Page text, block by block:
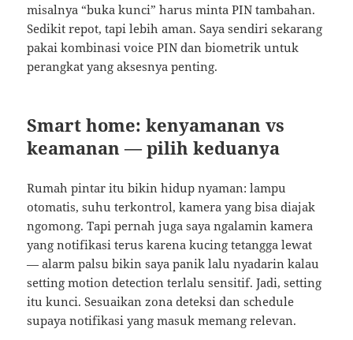
misalnya “buka kunci” harus minta PIN tambahan.
Sedikit repot, tapi lebih aman. Saya sendiri sekarang
pakai kombinasi voice PIN dan biometrik untuk
perangkat yang aksesnya penting.
Smart home: kenyamanan vs
keamanan — pilih keduanya
Rumah pintar itu bikin hidup nyaman: lampu
otomatis, suhu terkontrol, kamera yang bisa diajak
ngomong. Tapi pernah juga saya ngalamin kamera
yang notifikasi terus karena kucing tetangga lewat
— alarm palsu bikin saya panik lalu nyadarin kalau
setting motion detection terlalu sensitif. Jadi, setting
itu kunci. Sesuaikan zona deteksi dan schedule
supaya notifikasi yang masuk memang relevan.